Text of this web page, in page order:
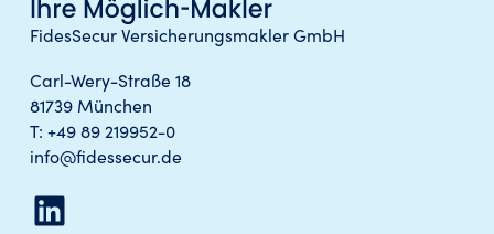
FidesSecur Versicherungsmakler GmbH
Carl-Wery-Straße 18
81739 München
T: +49 89 219952-0
info@fidessecur.de
LinkedIn